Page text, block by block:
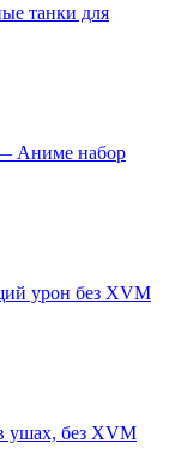
танки для
Аниме набор
урон без XVM
ушах, без XVM